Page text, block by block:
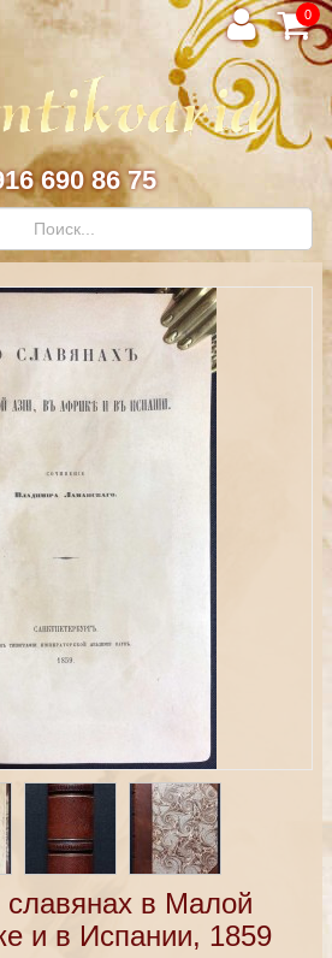
0
690 86 75
в Малой
и в Испании, 1859